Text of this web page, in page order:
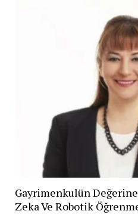
Gayrimenkulün
Zeka Ve Robotik